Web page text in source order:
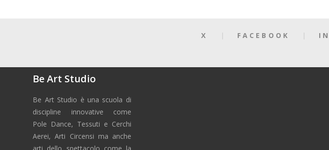
X FACEBOOK
Be Art Studio
Be Art Studio è una scuola di
discipline innovative come
Pole Dance, Tessuti e Cerchi
Aerei, Arti Circensi ma anche